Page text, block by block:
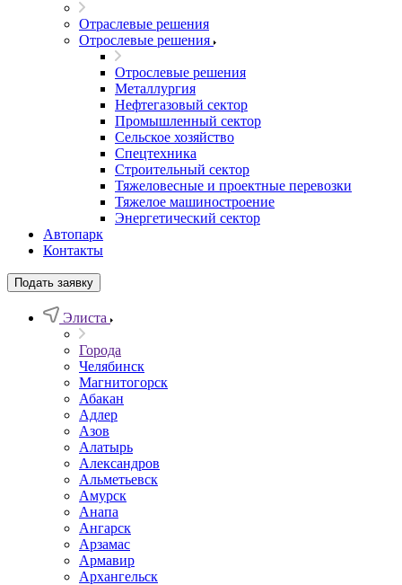
Отраслевые решения
Отрослевые решения
Отрослевые решения
Металлургия
Нефтегазовый сектор
Промышленный сектор
Сельское хозяйство
Спецтехника
Строительный сектор
Тяжеловесные и проектные перевозки
Тяжелое машиностроение
Энергетический сектор
Автопарк
Контакты
Подать заявку
Элиста
Города
Челябинск
Магнитогорск
Абакан
Адлер
Азов
Алатырь
Александров
Альметьевск
Амурск
Анапа
Ангарск
Арзамас
Армавир
Архангельск